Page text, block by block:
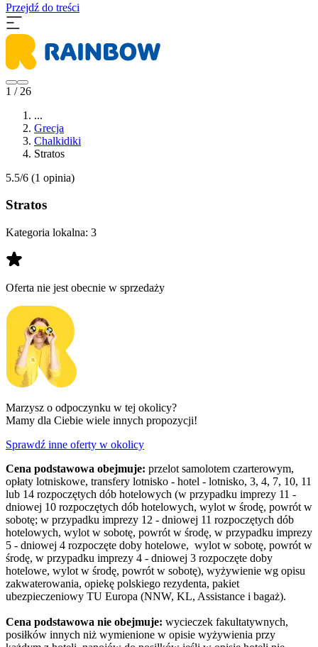
Przejdź do treści
1 / 26
...
Grecja
Chalkidiki
Stratos
5.5/6 (1 opinia)
Stratos
Kategoria lokalna: 3
Oferta nie jest obecnie w sprzedaży
Marzysz o odpoczynku w tej okolicy?
Mamy dla Ciebie wiele innych propozycji!
Sprawdź inne oferty w okolicy
Cena podstawowa obejmuje: przelot samolotem czarterowym,
opłaty lotniskowe, transfery lotnisko - hotel - lotnisko, 3, 4, 7, 10, 11
lub 14 rozpoczętych dób hotelowych (w przypadku imprezy 11 -
dniowej 10 rozpoczętych dób hotelowych, wylot w środę, powrót w
sobotę; w przypadku imprezy 12 - dniowej 11 rozpoczętych dób
hotelowych, wylot w sobotę, powrót w środę, w przypadku imprezy
5 - dniowej 4 rozpoczęte doby hotelowe, wylot w sobotę, powrót w
środę, w przypadku imprezy 4 - dniowej 3 rozpoczęte doby
hotelowe, wylot w środę, powrót w sobotę), wyżywienie wg opisu
zakwaterowania, opiekę polskiego rezydenta, pakiet
ubezpieczeniowy TU Europa (NNW, KL, Assistance i bagaż).
Cena podstawowa nie obejmuje: wycieczek fakultatywnych,
posiłków innych niż wymienione w opisie wyżywienia przy